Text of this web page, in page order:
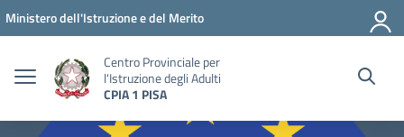
Vai ai contenuti
Vai al menu di navigazione
Vai al footer
Ministero dell'Istruzione e del Merito
Centro Provinciale per
l'Istruzione degli Adulti
CPIA 1 PISA